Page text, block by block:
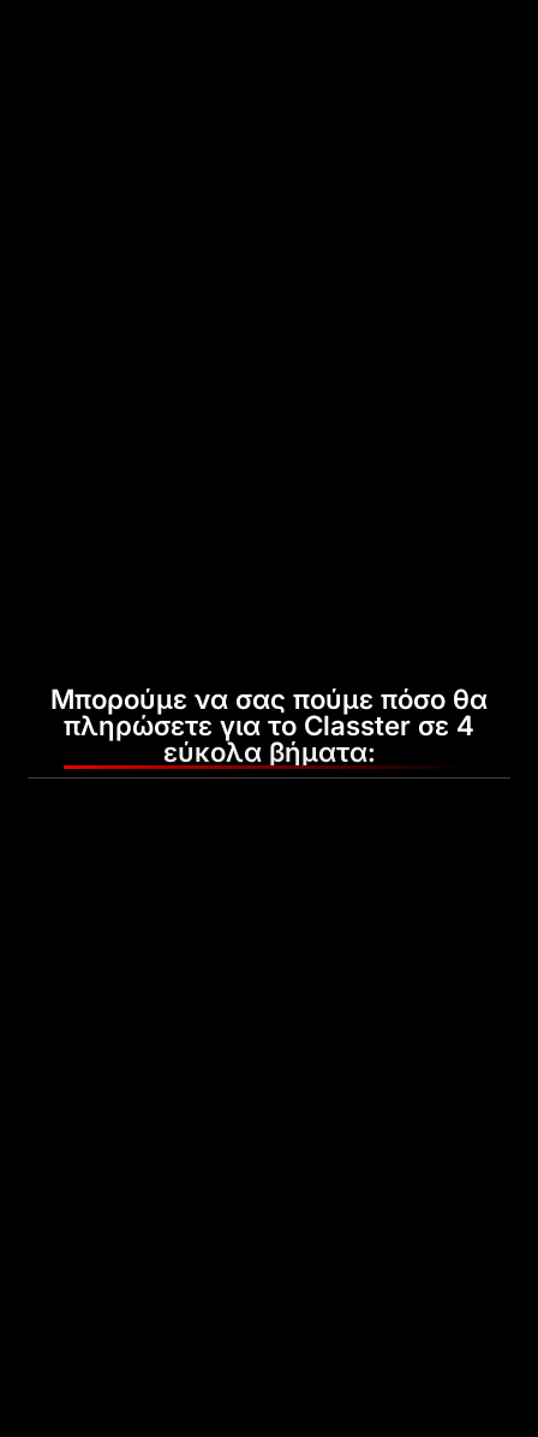
Μπορούμε να σας πούμε πόσο θα
πληρώσετε για το Classter σε 4
εύκολα βήματα: